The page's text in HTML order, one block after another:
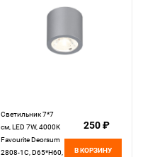
Светильник 7*7
см, LED 7W, 4000K
Favourite Deorsum
2808-1C, D65*H60,
250 ₽
В КОРЗИНУ